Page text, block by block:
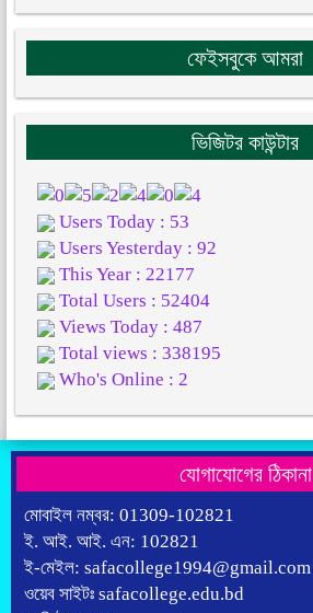
ফেইসবুকে আমরা
ভিজিটর কাউন্টার
Users Today : 53
Users Yesterday : 92
This Year : 22177
Total Users : 52404
Views Today : 487
Total views : 338195
Who's Online : 2
যোগাযোগের ঠিকানা
মোবাইল নম্বর: 01309-102821
ই. আই. আই. এন: 102821
ই-মেইল: safacollege1994@gmail.com
ওয়েব সাইটঃ safacollege.edu.bd